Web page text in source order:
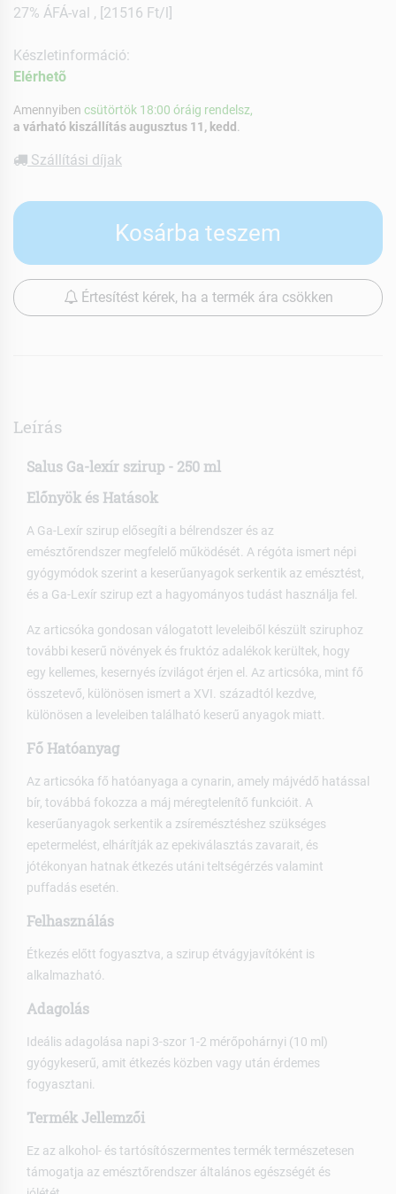
27% ÁFÁ-val , [21516 Ft/l]
Készletinformáció:
Elérhetõ
Amennyiben csütörtök 18:00 óráig rendelsz,
a várható kiszállítás augusztus 11, kedd
Szállítási díjak
Kosárba teszem
Értesítést kérek, ha a termék ára csökken
Leírás
Salus Ga-lexír szirup - 250 ml
Előnyök és Hatások
A Ga-Lexír szirup elősegíti a bélrendszer és az
emésztőrendszer megfelelő működését. A régóta ismert népi
gyógymódok szerint a keserűanyagok serkentik az emésztést,
és a Ga-Lexír szirup ezt a hagyományos tudást használja fel.
Az articsóka gondosan válogatott leveleiből készült sziruphoz
további keserű növények és fruktóz adalékok kerültek, hogy
egy kellemes, kesernyés ízvilágot érjen el. Az articsóka, mint fő
összetevő, különösen ismert a XVI. századtól kezdve,
különösen a leveleiben található keserű anyagok miatt.
Fő Hatóanyag
Az articsóka fő hatóanyaga a cynarin, amely májvédő hatással
bír, továbbá fokozza a máj méregtelenítő funkcióit. A
keserűanyagok serkentik a zsíremésztéshez szükséges
epetermelést, elhárítják az epekiválasztás zavarait, és
jótékonyan hatnak étkezés utáni teltségérzés valamint
puffadás esetén.
Felhasználás
Étkezés előtt fogyasztva, a szirup étvágyjavítóként is
alkalmazható.
Adagolás
Ideális adagolása napi 3-szor 1-2 mérőpohárnyi (10 ml)
gyógykeserű, amit étkezés közben vagy után érdemes
fogyasztani.
Termék Jellemzői
Ez az alkohol- és tartósítószermentes termék természetesen
támogatja az emésztőrendszer általános egészségét és